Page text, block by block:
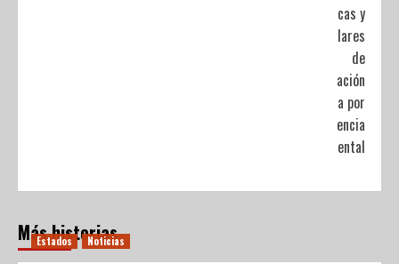
públicas y
particulares
de
Educación
Básica por
contingencia
ambiental
Más historias
Estados Noticias